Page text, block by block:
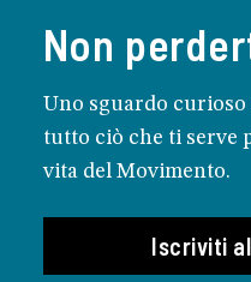
Non
Uno sguardo curioso
tutto ciò che ti serve
vita del Movimento.
Iscriviti